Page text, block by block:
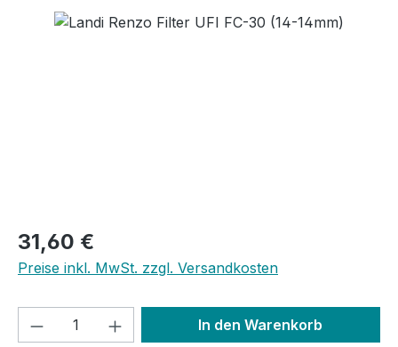
Bildergalerie überspringen
Regulärer Preis:
31,60 €
Preise inkl. MwSt. zzgl. Versandkosten
Produkt Anzahl: Gib denIn den Warenkorb